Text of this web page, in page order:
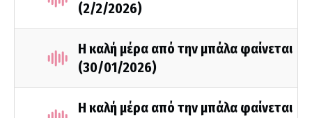
(2/2/2026)
Η καλή μέρα από την μπάλα φαίνεται
(30/01/2026)
Η καλή μέρα από την μπάλα φαίνεται